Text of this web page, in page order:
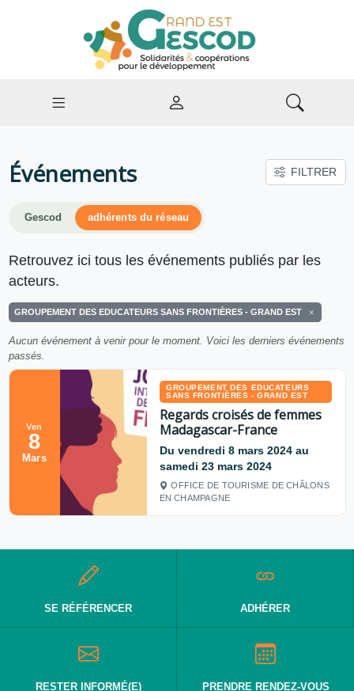
Événements FILTRER
Gescod adhérents du réseau
Retrouvez ici tous les événements publiés par les
acteurs.
GROUPEMENT DES EDUCATEURS SANS FRONTIÈRES - GRAND EST
Aucun événement à venir pour le moment. Voici les derniers événements
passés.
Ven
8
Mars
GROUPEMENT DES EDUCATEURS
SANS FRONTIÈRES - GRAND EST
Regards croisés de femmes
Madagascar-France
Du vendredi 8 mars 2024 au
samedi 23 mars 2024
OFFICE DE TOURISME DE CHÂLONS
EN CHAMPAGNE
SE RÉFÉRENCER ADHÉRER
RESTER INFORMÉ(E) PRENDRE RENDEZ-VOUS